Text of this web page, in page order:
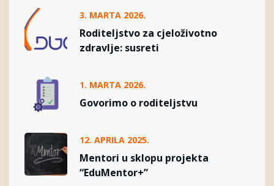
3. MARTA 2026.
Roditeljstvo za cjeloživotno
zdravlje: susreti
1. MARTA 2026.
Govorimo o roditeljstvu
12. APRILA 2025.
Mentori u sklopu projekta
“EduMentor+”